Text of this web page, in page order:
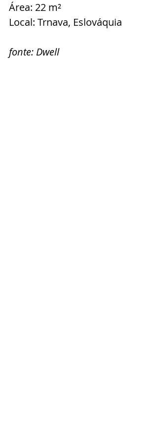
Área: 22 m²
Local: Trnava, Eslováquia
fonte: Dwell